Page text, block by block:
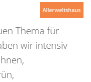
Thema für
wir intensiv
Allerweltshaus